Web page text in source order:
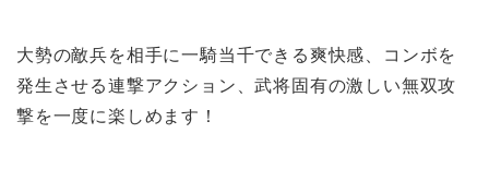
大勢の敵兵を相手に一騎当千できる爽快感、コンボを
発生させる連撃アクション、武将固有の激しい無双攻
撃を一度に楽しめます！